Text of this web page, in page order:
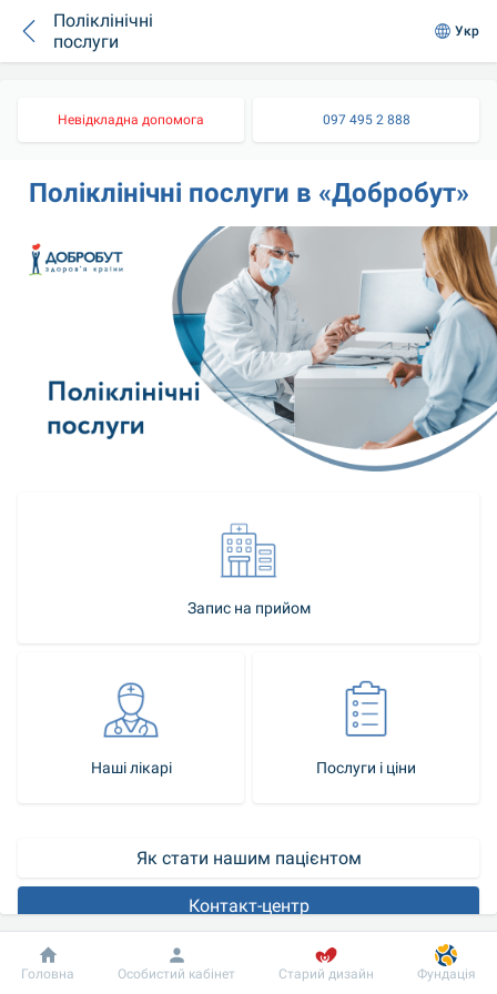
Поліклінічні
послуги
Укр
Невідкладна допомога 097 495 2 888
Поліклінічні послуги в «Добробут»
Запис на прийом
Наші лікарі Послуги і ціни
Як стати нашим пацієнтом
Контакт-центр
Про поліклінічнi підрозділи
Добробут Інформація Пацієнту
Головна Особистий кабінет Старий дизайн Фундація